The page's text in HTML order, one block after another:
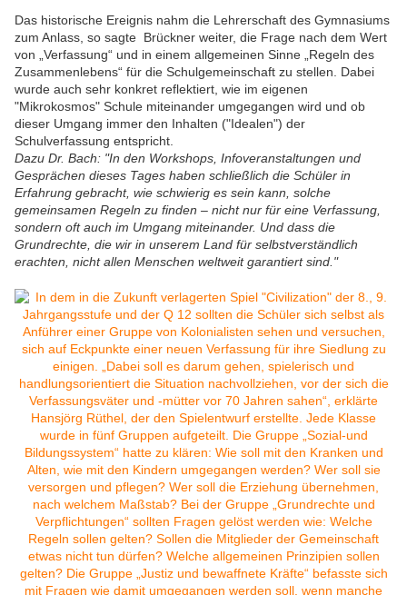
Das historische Ereignis nahm die Lehrerschaft des Gymnasiums
zum Anlass, so sagte Brückner weiter, die Frage nach dem Wert
von „Verfassung“ und in einem allgemeinen Sinne „Regeln des
Zusammenlebens“ für die Schulgemeinschaft zu stellen. Dabei
wurde auch sehr konkret reflektiert, wie im eigenen
"Mikrokosmos" Schule miteinander umgegangen wird und ob
dieser Umgang immer den Inhalten ("Idealen") der
Schulverfassung entspricht.
Dazu Dr. Bach: "In den Workshops, Infoveranstaltungen und
Gesprächen dieses Tages haben schließlich die Schüler in
Erfahrung gebracht, wie schwierig es sein kann, solche
gemeinsamen Regeln zu finden – nicht nur für eine Verfassung,
sondern oft auch im Umgang miteinander. Und dass die
Grundrechte, die wir in unserem Land für selbstverständlich
erachten, nicht allen Menschen weltweit garantiert sind."